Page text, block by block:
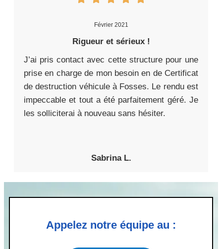
Février 2021
Rigueur et sérieux !
J’ai pris contact avec cette structure pour une
prise en charge de mon besoin en de Certificat
de destruction véhicule à Fosses. Le rendu est
impeccable et tout a été parfaitement géré. Je
les solliciterai à nouveau sans hésiter.
Sabrina L.
Appelez notre équipe au :